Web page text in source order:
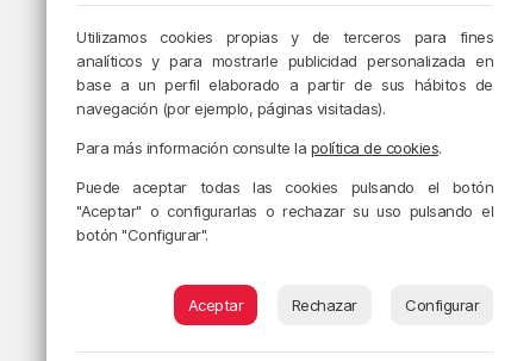
Utilizamos cookies propias y de terceros para fines
analíticos y para mostrarle publicidad personalizada en
base a un perfil elaborado a partir de sus hábitos de
navegación (por ejemplo, páginas visitadas).
Para más información consulte la política de cookies.
Puede aceptar todas las cookies pulsando el botón
"Aceptar" o configurarlas o rechazar su uso pulsando el
botón "Configurar".
Aceptar Rechazar Configurar